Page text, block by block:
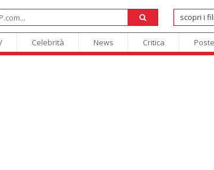
Celebrità News Critica